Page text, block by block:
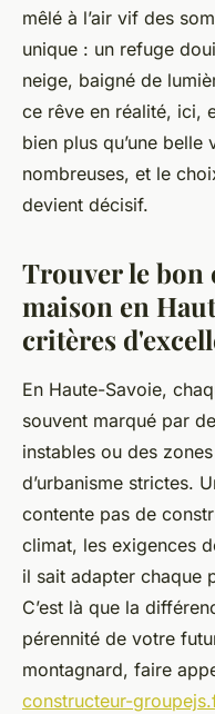
mêlé à l’air vif des
unique : un refuge
neige, baigné de
ce rêve en réalité, ici,
bien plus qu’une
nombreuses, et le
devient décisif.
Trouver le bon
maison en
critères
En Haute-Savoie,
souvent marqué par
instables ou des
d’urbanisme strictes.
contente pas de
climat, les exigences
il sait adapter chaque
C’est là que la
pérennité de votre
montagnard, faire
constructeur-